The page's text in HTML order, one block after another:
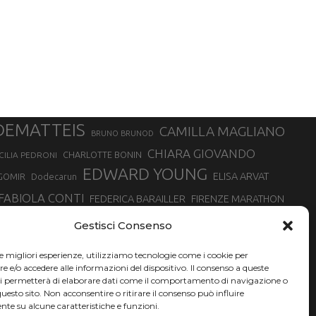
Gestisci Consenso
migliori esperienze, utilizziamo tecnologie come i cookie per
e/o accedere alle informazioni del dispositivo. Il consenso a queste
permetterà di elaborare dati come il comportamento di navigazione o
sito. Non acconsentire o ritirare il consenso può influire
su alcune caratteristiche e funzioni.
BRUNO BRUNOD CAMILLA MAGLIANO
PEDRONI CHARLOTTE BONIN CHIARA GIOVANDO
Dodecarun EDWARD YOUNG ELISA ARVAT
FABIOLA CONTI FEDERICA BARAILLER FIRENZE MARATHON
GIOVANNA EPIS GIULIANO CAVALLO
DI TORINO MARATONINA MARCELLA BELLETTI MARCO OLMO
MONVISO VERTICAL RACE NADIA BATTOCLETTI
BONALDI SILVIA RAMPAZZO